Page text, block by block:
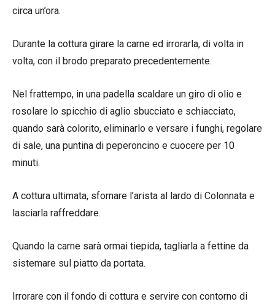
circa un’ora.
Durante la cottura girare la carne ed irrorarla, di volta in
volta, con il brodo preparato precedentemente.
Nel frattempo, in una padella scaldare un giro di olio e
rosolare lo spicchio di aglio sbucciato e schiacciato,
quando sarà colorito, eliminarlo e versare i funghi, regolare
di sale, una puntina di peperoncino e cuocere per 10
minuti.
A cottura ultimata, sfornare l’arista al lardo di Colonnata e
lasciarla raffreddare.
Quando la carne sarà ormai tiepida, tagliarla a fettine da
sistemare sul piatto da portata.
Irrorare con il fondo di cottura e servire con contorno di